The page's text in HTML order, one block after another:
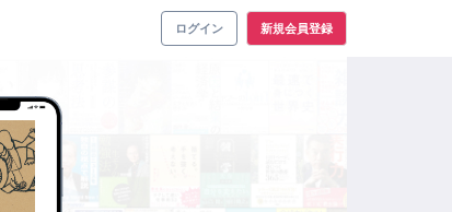
ログイン 新規会員登録